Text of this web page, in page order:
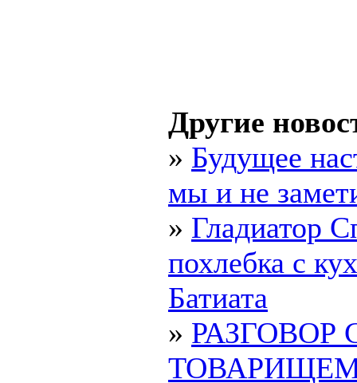
Другие
» Будущее
мы и не
» Гладиатор
похлебка с
Батиата
» РАЗГОВОР